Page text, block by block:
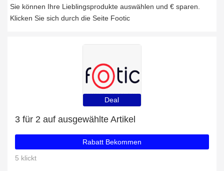
Sie können Ihre Lieblingsprodukte auswählen und € sparen.
Klicken Sie sich durch die Seite Footic
Deal
3 für 2 auf ausgewählte Artikel
Rabatt Bekommen
5 klickt